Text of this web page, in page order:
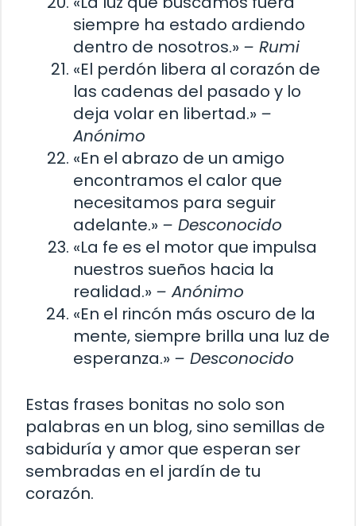
siempre ha estado ardiendo
dentro de nosotros.» – Rumi
«El perdón libera al corazón de
las cadenas del pasado y lo
deja volar en libertad.» –
Anónimo
«En el abrazo de un amigo
encontramos el calor que
necesitamos para seguir
adelante.» – Desconocido
«La fe es el motor que impulsa
nuestros sueños hacia la
realidad.» – Anónimo
«En el rincón más oscuro de la
mente, siempre brilla una luz de
esperanza.» – Desconocido
Estas frases bonitas no solo son
palabras en un blog, sino semillas de
sabiduría y amor que esperan ser
sembradas en el jardín de tu
corazón.